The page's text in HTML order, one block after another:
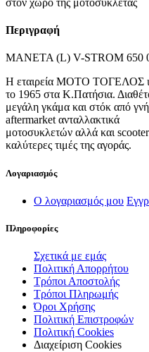
Περιγραφή
ΜΑΝΕΤΑ (L) V-STROM 650
Η εταιρεία ΜΟΤΟ ΤΟΓΕΛΟΣ
το 1965 στα Κ.Πατήσια.
μεγάλη γκάμα και στόκ από
aftermarket ανταλλακτικά
μοτοσυκλετών αλλά και scooter
καλύτερες τιμές της αγοράς.
Λογαριασμός
Ο λογαριασμός μου
Πληροφορίες
Σχετικά με εμάς
Πολιτική Απορρήτου
Τρόποι Αποστολής
Τρόποι Πληρωμής
Όροι Χρήσης
Πολιτική Επιστροφών
Πολιτική Cookies
Διαχείριση Cookies